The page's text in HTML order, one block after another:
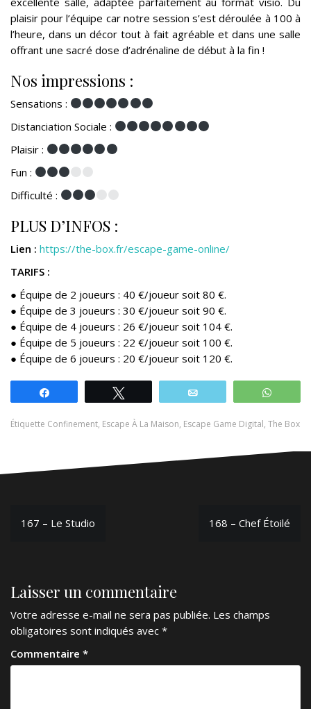
plaisir pour l’équipe car notre session s’est déroulée à 100 à
l’heure, dans un décor tout à fait agréable et dans une salle
offrant une sacré dose d’adrénaline de début à la fin !
Nos impressions :
Sensations :
Distanciation Sociale :
Plaisir :
Fun :
Difficulté :
PLUS D’INFOS :
Lien : https://the-box.fr/escape-game-online/
TARIFS :
● Équipe de 2 joueurs : 40 €/joueur soit 80 €.
● Équipe de 3 joueurs : 30 €/joueur soit 90 €.
● Équipe de 4 joueurs : 26 €/joueur soit 104 €.
● Équipe de 5 joueurs : 22 €/joueur soit 100 €.
● Équipe de 6 joueurs : 20 €/joueur soit 120 €.
Étiquette Confinement, Escape À La Maison, Escape Game Digital, The Box
Navigation
167 – Le Studio 168 – Chef Étoilé
Laisser un commentaire
Votre adresse e-mail ne sera pas publiée. Les champs
obligatoires sont indiqués avec *
Commentaire *